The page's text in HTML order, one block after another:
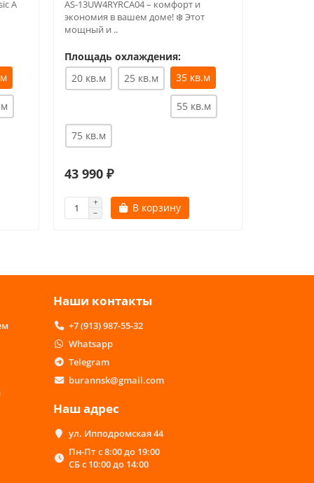
A
AS-13UW4RYRCA04 – комфорт и
экономия в вашем доме! ❄️ Этот
мощный и ..
Площадь охлаждения:
20 кв.м
25 кв.м 35 кв.м
55 кв.м
75 кв.м
43 990 ₽
В корзину
Наши контакты
+7 (913) 987-55-32
Whatsapp
Telegram
burannsk@gmail.com
Наш адрес
ул. Ипподромская 44
Пн-Пт с 8:00 до 19:00
СБ с 10:00 до 14:00